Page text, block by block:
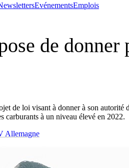
EvénementsEmplois
de
de loi visant à donner à son
carburants à un niveau élevé en 2022.
Allemagne